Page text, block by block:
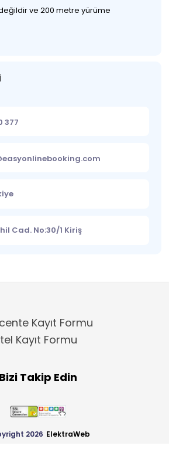
ve 200 metre yürüme
377
Cad. No:30/1 Kiriş
Kayıt Formu
Kayıt Formu
Bizi Takip Edin
2026 ElektraWeb